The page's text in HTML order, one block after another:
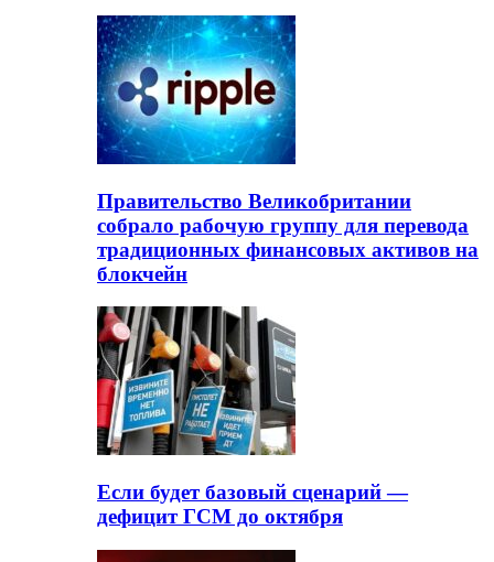
Правительство Великобритании
собрало рабочую группу для перевода
традиционных финансовых активов на
блокчейн
Если будет базовый сценарий —
дефицит ГСМ до октября